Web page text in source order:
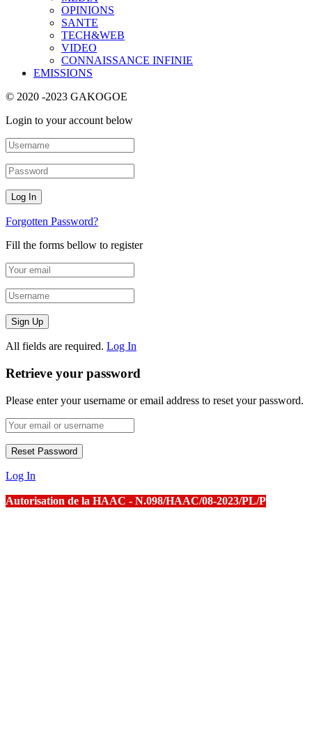
OPINIONS
SANTE
TECH&WEB
VIDEO
CONNAISSANCE INFINIE
EMISSIONS
© 2020 -2023 GAKOGOE
Login to your account below
Forgotten Password?
Fill the forms bellow to register
All fields are required. Log In
Retrieve your password
Please enter your username or email address to reset your password.
Log In
Autorisation de la HAAC - N.098/HAAC/08-2023/PL/P